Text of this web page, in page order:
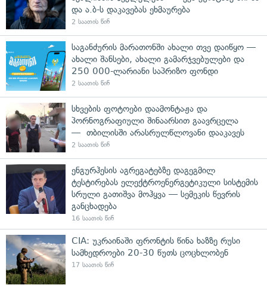
და ა.ბ-ს დაკავებას ეხმაურება
2 საათის წინ
საგანძურის მარათონში ახალი თვე დაიწყო —
ახალი შანსები, ახალი გამარჯვებულები და
250 000-ლარიანი საპრიზო ფონდი
2 საათის წინ
სხვების ფოტოები დაამონტაჟა და
პორნოგრაფიული შინაარსით გაავრცელა
— თბილისში არასრულწლოვანი დააკავეს
2 საათის წინ
ენგურჰესის აგრეგატებზე დაგეგმილ
ტესტირებას ელექტროენერგეტიკული სისტემის
სრული გათიშვა მოჰყვა — სემეკის წევრის
განცხადება
16 საათის წინ
CIA: უკრაინაში ფრონტის წინა ხაზზე რუსი
სამხედროები 20-30 წუთს ცოცხლობენ
17 საათის წინ